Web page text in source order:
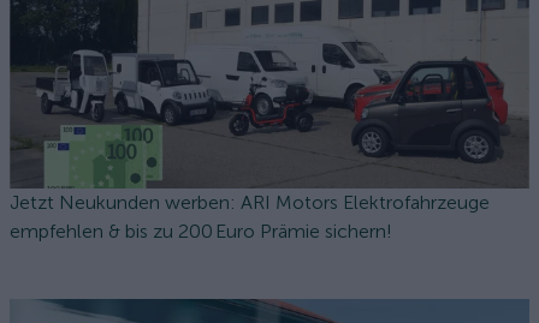
Jetzt Neukunden werben: ARI Motors Elektrofahrzeuge
empfehlen & bis zu 200 Euro Prämie sichern!